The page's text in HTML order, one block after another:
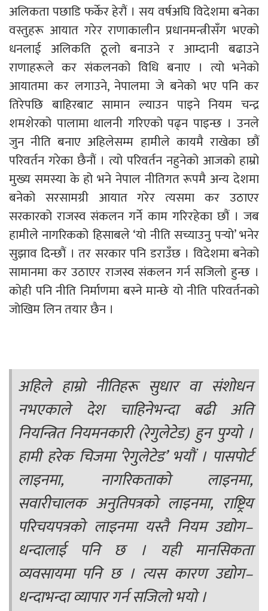
अलिकता पछाडि फर्केर हेरौं । सय वर्षअघि विदेशमा बनेका
वस्तुहरू आयात गरेर राणाकालीन प्रधानमन्त्रीसँग भएको
धनलाई अलिकति ठूलो बनाउने र आम्दानी बढाउने
राणाहरूले कर संकलनको विधि बनाए । त्यो भनेको
आयातमा कर लगाउने, नेपालमा जे बनेको भए पनि कर
तिरेपछि बाहिरबाट सामान ल्याउन पाइने नियम चन्द्र
शमशेरको पालामा थालनी गरिएको पढ्न पाइन्छ । उनले
जुन नीति बनाए अहिलेसम्म हामीले कायमै राखेका छौं
परिवर्तन गरेका छैनौं । त्यो परिवर्तन नहुनेको आजको हाम्रो
मुख्य समस्या के हो भने नेपाल नीतिगत रूपमै अन्य देशमा
बनेको सरसामग्री आयात गरेर त्यसमा कर उठाएर
सरकारको राजस्व संकलन गर्ने काम गरिरहेका छौं । जब
हामीले नागरिकको हिसाबले ‘यो नीति सच्याउनु पर्‍यो’ भनेर
सुझाव दिन्छौं । तर सरकार पनि डराउँछ । विदेशमा बनेको
सामानमा कर उठाएर राजस्व संकलन गर्न सजिलो हुन्छ ।
कोही पनि नीति निर्माणमा बस्ने मान्छे यो नीति परिवर्तनको
जोखिम लिन तयार छैन ।
अहिले हाम्रो नीतिहरू सुधार वा संशोधन
नभएकाले देश चाहिनेभन्दा बढी अति
नियन्त्रित नियमनकारी (रेगुलेटेड) हुन पुग्यो ।
हामी हरेक चिजमा ‘रेगुलेटेड’ भयाैं । पासपोर्ट
लाइनमा, नागरिकताको लाइनमा,
सवारीचालक अनुतिपत्रको लाइनमा, राष्ट्रिय
परिचयपत्रको लाइनमा यस्तै नियम उद्योग–
धन्दालाई पनि छ । यही मानसिकता
व्यवसायमा पनि छ । त्यस कारण उद्योग–
धन्दाभन्दा व्यापार गर्न सजिलो भयो ।